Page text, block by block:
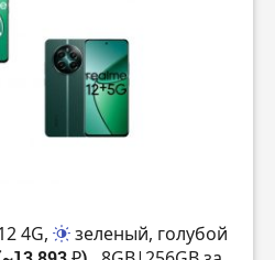
4G,
зеленый, голубой